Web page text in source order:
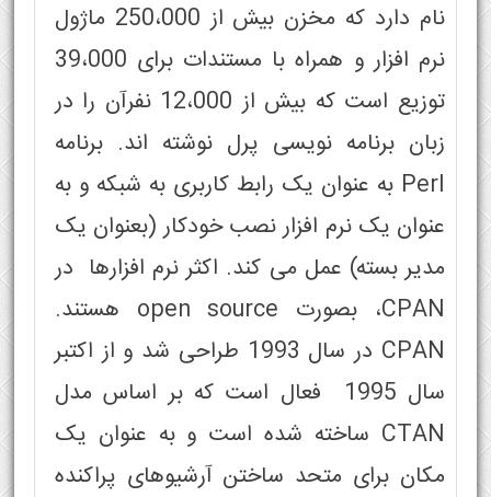
نام دارد که مخزن بیش از 250،000 ماژول
نرم افزار و همراه با مستندات برای 39،000
توزیع است که بیش از 12،000 نفرآن را در
زبان برنامه نویسی پرل نوشته اند. برنامه
Perl به عنوان یک رابط کاربری به شبکه و به
عنوان یک نرم افزار نصب خودکار (بعنوان یک
مدیر بسته) عمل می کند. اکثر نرم افزارها در
CPAN، بصورت open source هستند.
CPAN در سال 1993 طراحی شد و از اکتبر
سال 1995 فعال است که بر اساس مدل
CTAN ساخته شده است و به عنوان یک
مکان برای متحد ساختن آرشیوهای پراکنده